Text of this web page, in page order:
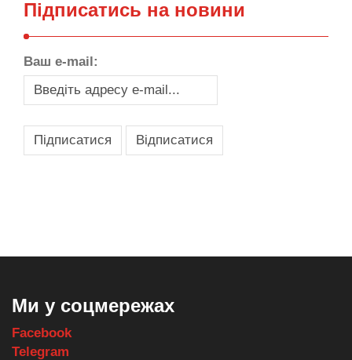
Підписатись на новини
Ваш e-mail:
Ми у соцмережах
Facebook
Telegram